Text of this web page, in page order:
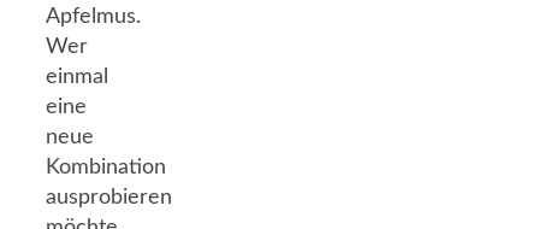
Apfelmus.
Wer
einmal
eine
neue
Kombination
ausprobieren